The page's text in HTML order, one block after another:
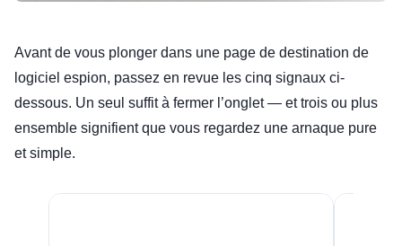
Avant de vous plonger dans une page de destination de
logiciel espion, passez en revue les cinq signaux ci-
dessous. Un seul suffit à fermer l’onglet — et trois ou plus
ensemble signifient que vous regardez une arnaque pure
et simple.